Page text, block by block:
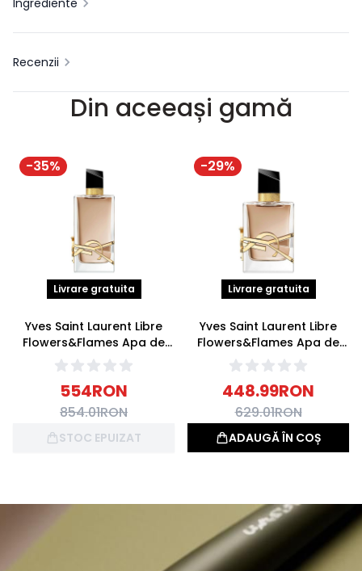
Ingrediente
Recenzii
Din aceeași gamă
-35%
Livrare gratuita
Yves Saint Laurent Libre
Flowers&Flames Apa de
parfum 90ml
554RON
854.01RON
STOC EPUIZAT
-29%
Livrare gratuita
Yves Saint Laurent Libre
Flowers&Flames Apa de
parfum 50ml
448.99RON
629.01RON
ADAUGĂ ÎN COȘ